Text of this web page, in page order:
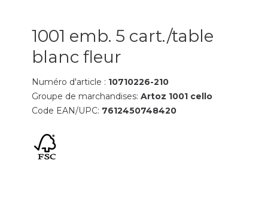
1001 emb. 5 cart./table
blanc fleur
Numéro d'article : 10710226-210
Groupe de marchandises:Artoz 1001 cello
Code EAN/UPC: 7612450748420